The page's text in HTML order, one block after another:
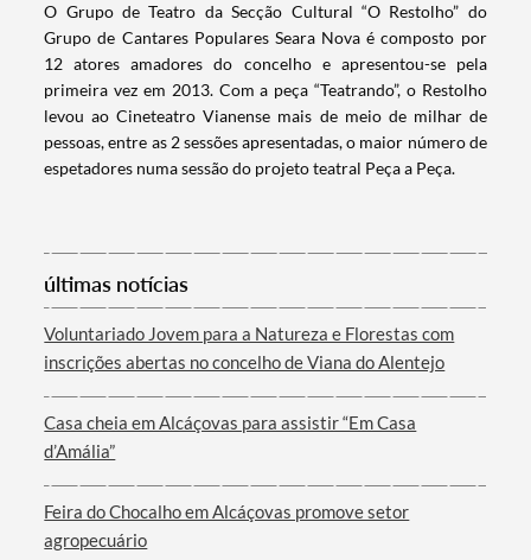
Termo de Pesquisa
Categorias gerais
Filtros
O Grupo de Teatro da Secção Cultural “O Restolho” do
Grupo de Cantares Populares Seara Nova é composto por
12 atores amadores do concelho e apresentou-se pela
primeira vez em 2013. Com a peça “Teatrando”, o Restolho
levou ao Cineteatro Vianense mais de meio de milhar de
pessoas, entre as 2 sessões apresentadas, o maior número de
espetadores numa sessão do projeto teatral Peça a Peça.
últimas notícias
Voluntariado Jovem para a Natureza e Florestas com
inscrições abertas no concelho de Viana do Alentejo
Casa cheia em Alcáçovas para assistir “Em Casa
d’Amália”
Feira do Chocalho em Alcáçovas promove setor
agropecuário